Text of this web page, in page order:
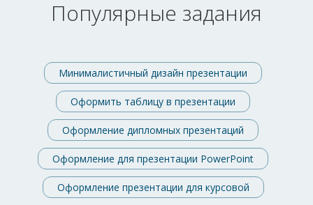
Популярные задания
Минималистичный дизайн презентации
Оформить таблицу в презентации
Оформление дипломных презентаций
Оформление для презентации PowerPoint
Оформление презентации для курсовой